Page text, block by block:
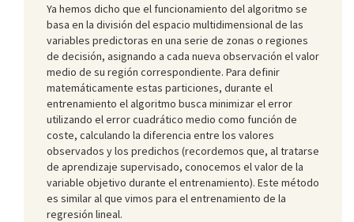
Ya hemos dicho que el funcionamiento del algoritmo se
basa en la división del espacio multidimensional de las
variables predictoras en una serie de zonas o regiones
de decisión, asignando a cada nueva observación el valor
medio de su región correspondiente. Para definir
matemáticamente estas particiones, durante el
entrenamiento el algoritmo busca minimizar el error
utilizando el error cuadrático medio como función de
coste, calculando la diferencia entre los valores
observados y los predichos (recordemos que, al tratarse
de aprendizaje supervisado, conocemos el valor de la
variable objetivo durante el entrenamiento). Este método
es similar al que vimos para el entrenamiento de la
regresión lineal.